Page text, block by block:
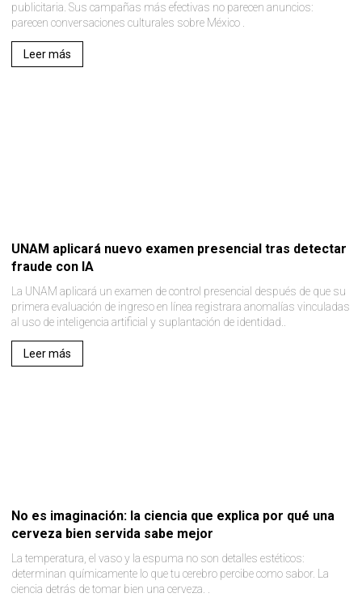
publicitaria. Sus campañas más efectivas no parecen anuncios:
parecen conversaciones culturales sobre México .
Leer más
UNAM aplicará nuevo examen presencial tras detectar
fraude con IA
La UNAM aplicará un examen de control presencial después de que su
primera evaluación de ingreso en línea registrara anomalías vinculadas
al uso de inteligencia artificial y suplantación de identidad..
Leer más
No es imaginación: la ciencia que explica por qué una
cerveza bien servida sabe mejor
La temperatura, el vaso y la espuma no son detalles estéticos:
determinan químicamente lo que tu cerebro percibe como sabor. La
ciencia detrás de tomar bien una cerveza. .